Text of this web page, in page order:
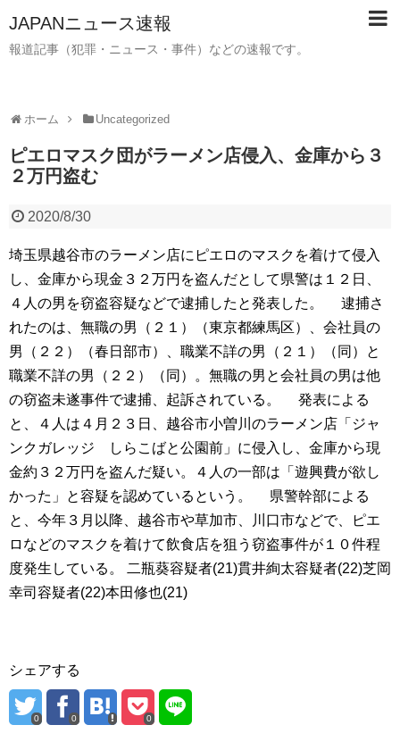
JAPANニュース速報
報道記事（犯罪・ニュース・事件）などの速報です。
ホーム Uncategorized
ピエロマスク団がラーメン店侵入、金庫から３
２万円盗む
2020/8/30
埼玉県越谷市のラーメン店にピエロのマスクを着けて侵入
し、金庫から現金３２万円を盗んだとして県警は１２日、
４人の男を窃盗容疑などで逮捕したと発表した。 逮捕さ
れたのは、無職の男（２１）（東京都練馬区）、会社員の
男（２２）（春日部市）、職業不詳の男（２１）（同）と
職業不詳の男（２２）（同）。無職の男と会社員の男は他
の窃盗未遂事件で逮捕、起訴されている。 発表による
と、４人は４月２３日、越谷市小曽川のラーメン店「ジャ
ンクガレッジ しらこばと公園前」に侵入し、金庫から現
金約３２万円を盗んだ疑い。４人の一部は「遊興費が欲し
かった」と容疑を認めているという。 県警幹部による
と、今年３月以降、越谷市や草加市、川口市などで、ピエ
ロなどのマスクを着けて飲食店を狙う窃盗事件が１０件程
度発生している。 二瓶葵容疑者(21)貫井絢太容疑者(22)芝岡
幸司容疑者(22)本田修也(21)
シェアする
0 0 0